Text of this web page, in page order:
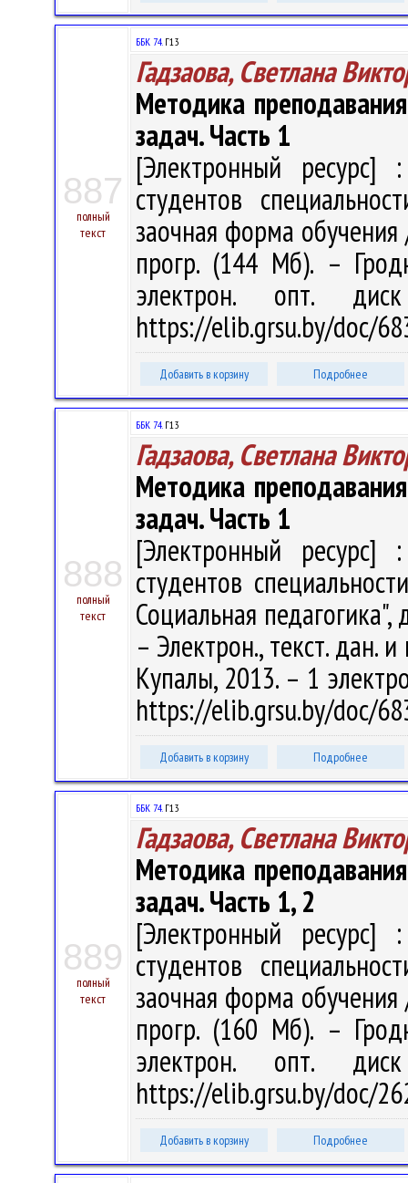
887
полный
текст
ББК 74.Г13
Гадзаова, Светлана
Методика
задач. Часть 1
[Электронный ресурс]
студентов
заочная форма обучения
прогр. (144 Мб). –
электрон. опт.
https://elib.grsu.by/doc/
Добавить в корзину Подробнее
888
полный
текст
ББК 74.Г13
Гадзаова, Светлана
Методика
задач. Часть 1
[Электронный ресурс]
студентов
Социальная
– Электрон., текст. дан.
Купалы, 2013. – 1
https://elib.grsu.by/doc/
Добавить в корзину Подробнее
889
полный
текст
ББК 74.Г13
Гадзаова, Светлана
Методика
задач. Часть 1, 2
[Электронный ресурс]
студентов
заочная форма обучения
прогр. (160 Мб). –
электрон. опт.
https://elib.grsu.by/doc/
Добавить в корзину Подробнее